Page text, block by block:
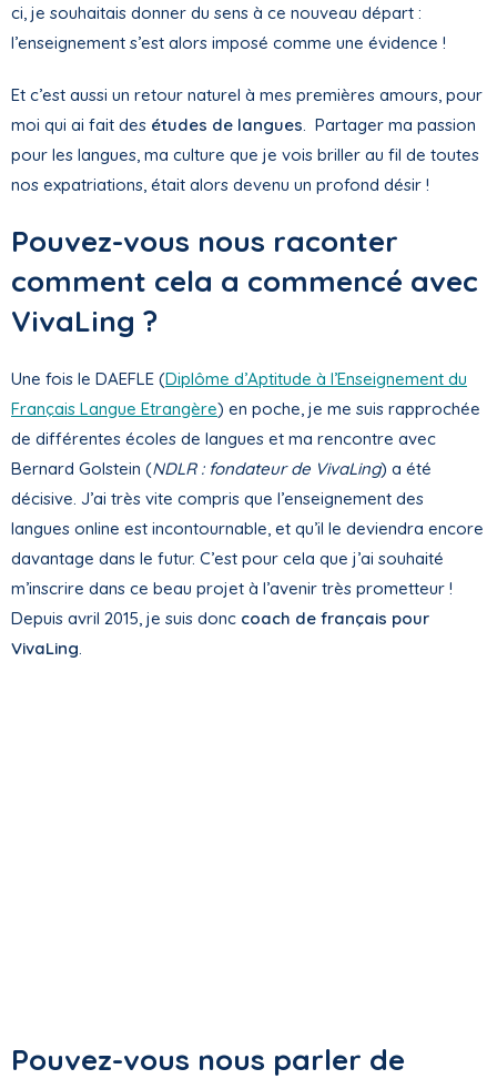
ci, je souhaitais donner du sens à ce nouveau départ :
l’enseignement s’est alors imposé comme une évidence !
Et c’est aussi un retour naturel à mes premières amours, pour
moi qui ai fait des études de langues. Partager ma passion
pour les langues, ma culture que je vois briller au fil de toutes
nos expatriations, était alors devenu un profond désir !
Pouvez-vous nous raconter
comment cela a commencé avec
VivaLing ?
Une fois le DAEFLE (Diplôme d’Aptitude à l’Enseignement du
Français Langue Etrangère) en poche, je me suis rapprochée
de différentes écoles de langues et ma rencontre avec
Bernard Golstein (NDLR : fondateur de VivaLing) a été
décisive. J’ai très vite compris que l’enseignement des
langues online est incontournable, et qu’il le deviendra encore
davantage dans le futur. C’est pour cela que j’ai souhaité
m’inscrire dans ce beau projet à l’avenir très prometteur !
Depuis avril 2015, je suis donc coach de français pour
VivaLing.
Pouvez-vous nous parler de